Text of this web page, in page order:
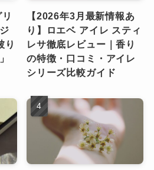
り
【2026年3月最新情報あ
り】ロエベ アイレ スティ
レサ徹底レビュー｜香り
の特徴・口コミ・アイレ
シリーズ比較ガイド